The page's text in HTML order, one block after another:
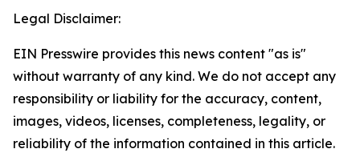
Legal Disclaimer:
EIN Presswire provides this news content "as is"
without warranty of any kind. We do not accept any
responsibility or liability for the accuracy, content,
images, videos, licenses, completeness, legality, or
reliability of the information contained in this article.